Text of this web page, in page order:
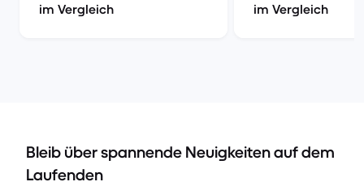
im Vergleich
im Vergleich
Bleib über spannende Neuigkeiten auf dem
Laufenden